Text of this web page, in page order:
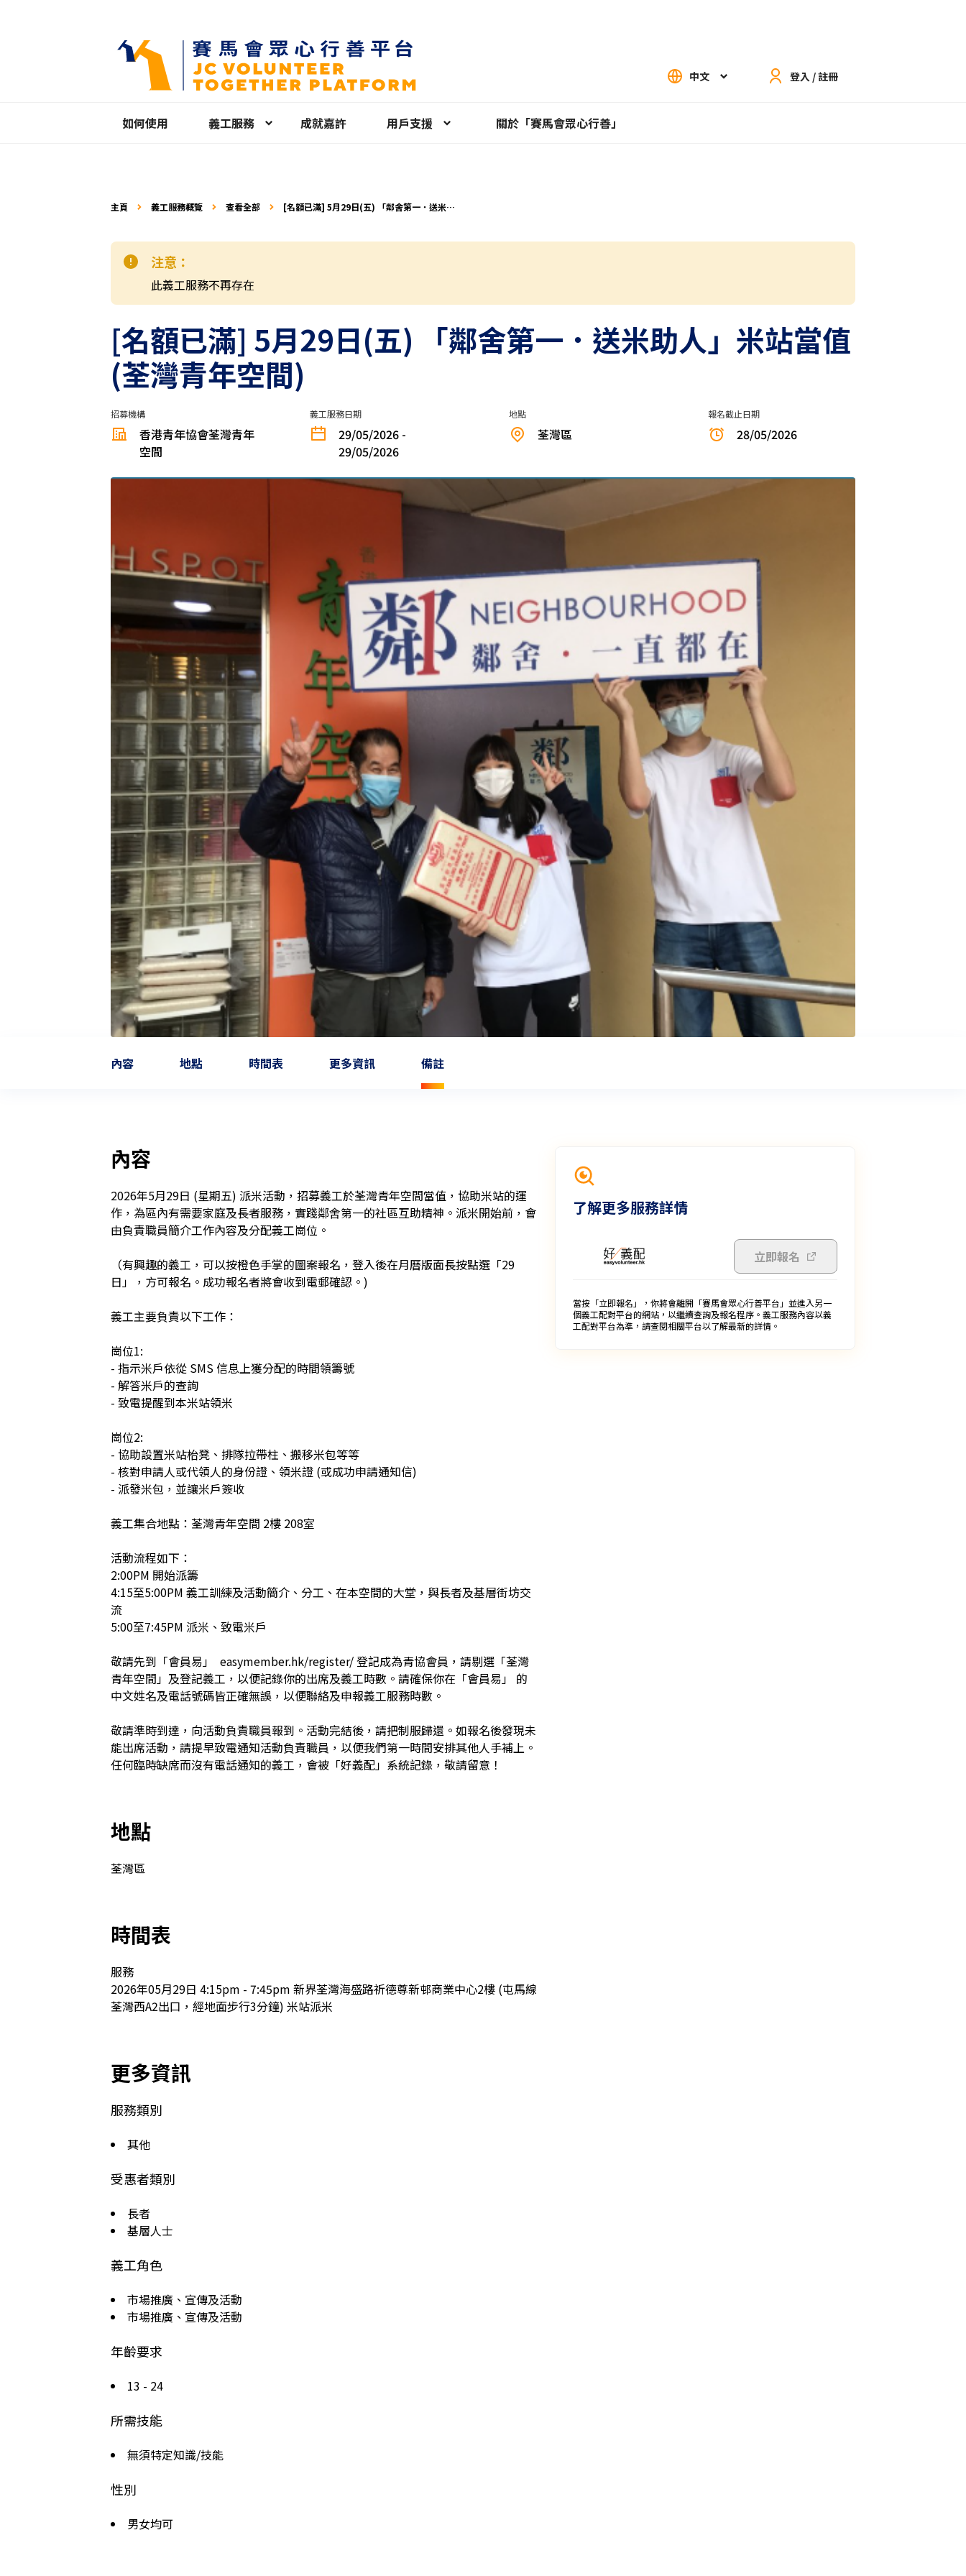
中文 登入 / 註冊
如何使用 義工服務 成就嘉許 用戶支援 關於「賽馬會眾心行善」
主頁 義工服務概覽 查看全部
[名額已滿] 5月29日(五) 「鄰舍第一．送米助
注意：
此義工服務不再存在
[名額已滿] 5月29日(五) 「鄰舍第一．送米助人」米站當值
(荃灣青年空間)
招募機構
香港青年協會荃灣青年
空間
義工服務日期
29/05/2026 -
29/05/2026
地點
荃灣區
報名截止日期
28/05/2026
內容 地點 時間表 更多資訊 備註
內容
2026年5月29日 (星期五) 派米活動，招募義工於荃灣青年空間當值，協助米站的運
作，為區內有需要家庭及長者服務，實踐鄰舍第一的社區互助精神。派米開始前，會
由負責職員簡介工作內容及分配義工崗位。
（有興趣的義工，可以按橙色手掌的圖案報名，登入後在月曆版面長按點選「29
日」，方可報名。成功報名者將會收到電郵確認。)
義工主要負責以下工作：
崗位1:
- 指示米戶依從 SMS 信息上獲分配的時間領籌號
- 解答米戶的查詢
- 致電提醒到本米站領米
崗位2:
- 協助設置米站枱凳、排隊拉帶柱、搬移米包等等
- 核對申請人或代領人的身份證、領米證 (或成功申請通知信)
- 派發米包，並讓米戶簽收
義工集合地點：荃灣青年空間 2樓 208室
活動流程如下：
2:00PM 開始派籌
4:15至5:00PM 義工訓練及活動簡介、分工、在本空間的大堂，與長者及基層街坊交
流
5:00至7:45PM 派米、致電米戶
敬請先到「會員易」  easymember.hk/register/ 登記成為青協會員，請剔選「荃灣
青年空間」及登記義工，以便記錄你的出席及義工時數。請確保你在「會員易」 的
中文姓名及電話號碼皆正確無誤，以便聯絡及申報義工服務時數。
敬請準時到達，向活動負責職員報到。活動完結後，請把制服歸還。如報名後發現未
能出席活動，請提早致電通知活動負責職員，以便我們第一時間安排其他人手補上。
任何臨時缺席而沒有電話通知的義工，會被「好義配」系統記錄，敬請留意！
地點
荃灣區
時間表
服務
2026年05月29日 4:15pm - 7:45pm 新界荃灣海盛路祈德尊新邨商業中心2樓 (屯馬線
荃灣西A2出口，經地面步行3分鐘) 米站派米
更多資訊
服務類別
其他
受惠者類別
長者
基層人士
義工角色
市場推廣、宣傳及活動
市場推廣、宣傳及活動
年齡要求
13 - 24
所需技能
無須特定知識/技能
性別
男女均可
了解更多服務詳情
立即報名
當按「立即報名」，你將會離開「賽馬會眾心行善平台」並進入另一
個義工配對平台的網站，以繼續查詢及報名程序。義工服務內容以義
工配對平台為準，請查閱相關平台以了解最新的詳情。